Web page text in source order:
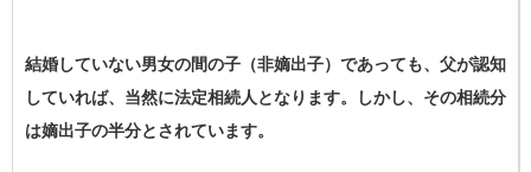
結婚していない男女の間の子（非嫡出子）であっても、父が認知
していれば、当然に法定相続人となります。しかし、その相続分
は嫡出子の半分とされています。